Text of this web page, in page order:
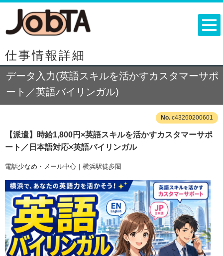
仕事情報詳細
データ入力(英語スキルを活かすカスタマーサポ
ート／英語バイリンガル)
c43260200601
【派遣】時給1,800円×英語スキルを活かすカスタマーサポ
ート／日本語対応×英語バイリンガル
電話少なめ・メール中心｜横浜駅徒歩圏